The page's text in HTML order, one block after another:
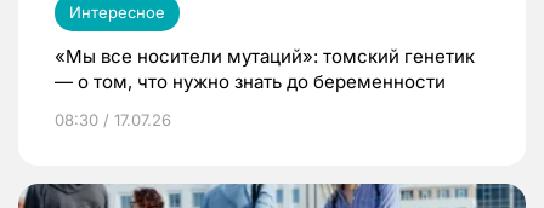
Интересное
«Мы все носители мутаций»: томский генетик
— о том, что нужно знать до беременности
08:30 / 17.07.26